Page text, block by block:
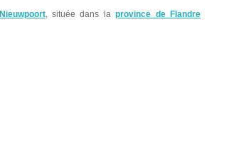
Nieuwpoort, située dans laprovince de Flandre